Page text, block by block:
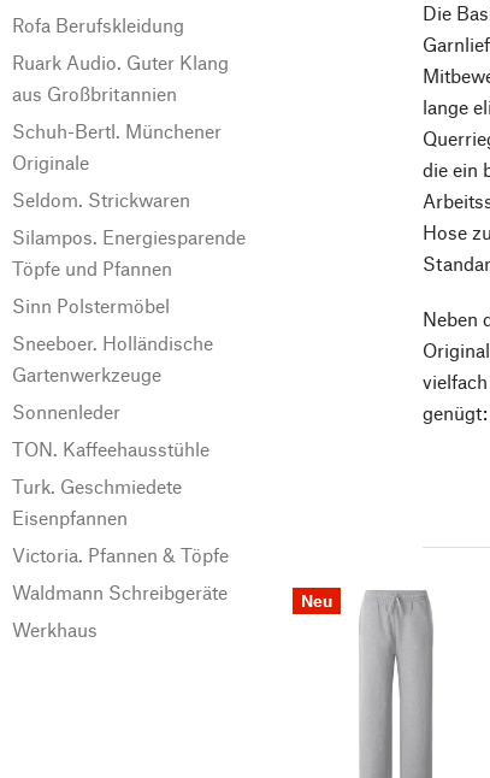
Rofa Berufskleidung
Ruark Audio. Guter Klang
aus Großbritannien
Schuh-Bertl. Münchener
Originale
Seldom. Strickwaren
Silampos. Energiesparende
Töpfe und Pfannen
Sinn Polstermöbel
Sneeboer. Holländische
Gartenwerkzeuge
Sonnenleder
TON. Kaffeehausstühle
Turk. Geschmiedete
Eisenpfannen
Victoria. Pfannen & Töpfe
Waldmann Schreibgeräte
Werkhaus
Die
lange
die ein
Hose
Neben
Neu